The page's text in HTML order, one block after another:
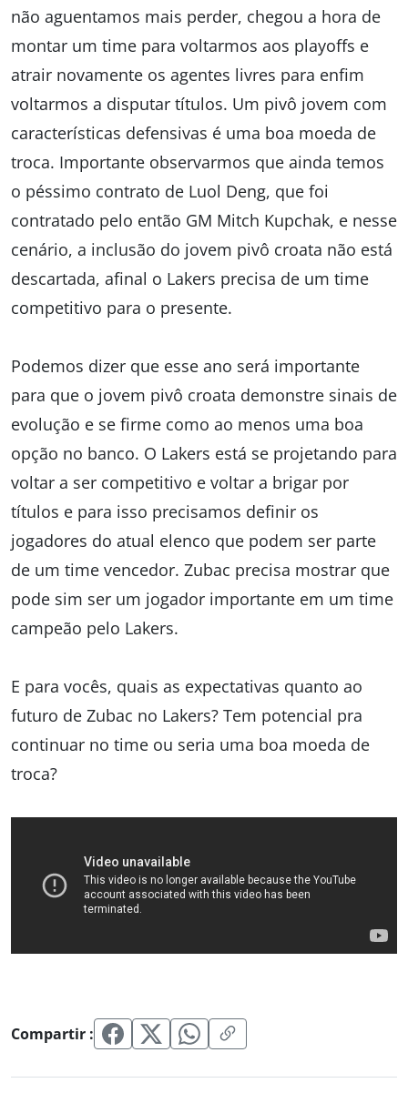
não aguentamos mais perder, chegou a hora de
montar um time para voltarmos aos playoffs e
atrair novamente os agentes livres para enfim
voltarmos a disputar títulos. Um pivô jovem com
características defensivas é uma boa moeda de
troca. Importante observarmos que ainda temos
o péssimo contrato de Luol Deng, que foi
contratado pelo então GM Mitch Kupchak, e nesse
cenário, a inclusão do jovem pivô croata não está
descartada, afinal o Lakers precisa de um time
competitivo para o presente.
Podemos dizer que esse ano será importante
para que o jovem pivô croata demonstre sinais de
evolução e se firme como ao menos uma boa
opção no banco. O Lakers está se projetando para
voltar a ser competitivo e voltar a brigar por
títulos e para isso precisamos definir os
jogadores do atual elenco que podem ser parte
de um time vencedor. Zubac precisa mostrar que
pode sim ser um jogador importante em um time
campeão pelo Lakers.
E para vocês, quais as expectativas quanto ao
futuro de Zubac no Lakers? Tem potencial pra
continuar no time ou seria uma boa moeda de
troca?
Compartir :